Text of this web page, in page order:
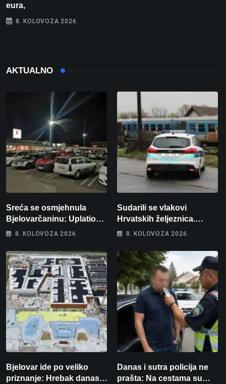
eura,
8. KOLOVOZA 2026.
AKTUALNO
Sreća se osmjehnula
Bjelovarčaninu: Uplatio
samo 4 eura, a osvojio
8. KOLOVOZA 2026.
Sudarili se vlakovi
Hrvatskih željeznica.
Šestero osoba teško
intenzivnoj
8. KOLOVOZA 2026.
Bjelovar ide po veliko
priznanje: Hrebak danas u
Danas i sutra policija ne
prašta: Na cestama su